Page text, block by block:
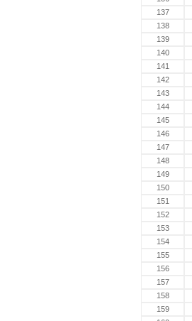
137
138
139
140
141
142
143
144
145
146
147
148
149
150
151
152
153
154
155
156
157
158
159